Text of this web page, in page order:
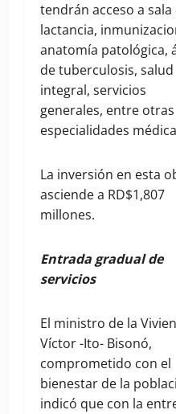
tendrán acceso a sala
lactancia,
anatomía patológica,
de tuberculosis, salud
integral, servicios
generales, entre otras
especialidades
La inversión en esta
asciende a RD$1,807
millones.
Entrada gradual de
servicios
El ministro de la
Víctor -Ito- Bisonó,
comprometido con el
bienestar de la
indicó que con la